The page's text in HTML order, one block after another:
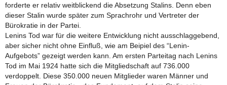
forderte er relativ weitblickend die Absetzung Stalins. Denn eben
dieser Stalin wurde später zum Sprachrohr und Vertreter der
Bürokratie in der Partei.
Lenins Tod war für die weitere Entwicklung nicht ausschlaggebend,
aber sicher nicht ohne Einfluß, wie am Beipiel des “Lenin-
Aufgebots” gezeigt werden kann. Am ersten Parteitag nach Lenins
Tod im Mai 1924 hatte sich die Mitgliedschaft auf 736.000
verdoppelt. Diese 350.000 neuen Mitglieder waren Männer und